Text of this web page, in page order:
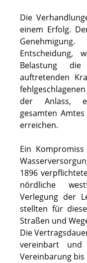
Die
einem Erfolg.
Entscheidung,
Belastung
auftretenden
der Anlass,
gesamten
erreichen.
Ein
1896
nördliche
Verlegung der
stellten für
Straßen und
Die
vereinbart
Vereinbarung bis